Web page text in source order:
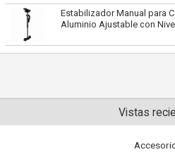
Estabilizador Manual para
Aluminio Ajustable con
Vistas